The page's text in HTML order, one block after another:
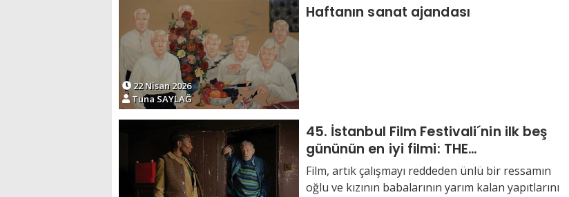
22 Nisan 2026
Tuna SAYLAĞ
Haftanın sanat ajandası
45. İstanbul Film Festivali´nin ilk beş
gününün en iyi filmi: THE
CHRISTOPHERS
Film, artık çalışmayı reddeden ünlü bir ressamın
oğlu ve kızının babalarının yarım kalan yapıtlarını